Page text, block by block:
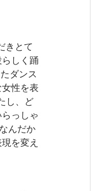
きとて
しく踊
ダンス
性を表
し、ど
っしゃ
んだか
を変え